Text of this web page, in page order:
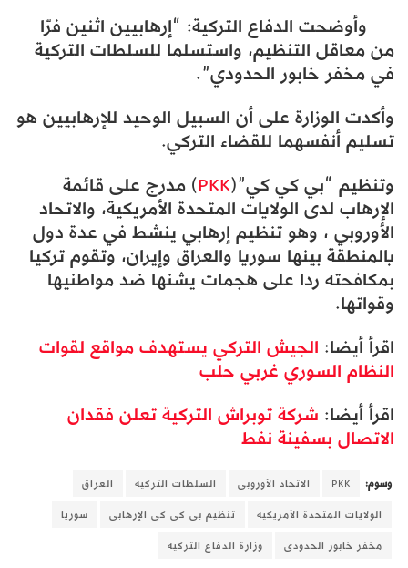
وأوضحت الدفاع التركية: “إرهابيين اثنين فرّا
من معاقل التنظيم، واستسلما للسلطات التركية
في مخفر خابور الحدودي”.
وأكدت الوزارة على أن السبيل الوحيد للإرهابيين هو
تسليم أنفسهما للقضاء التركي.
وتنظيم “بي كي كي”(PKK) مدرج على قائمة
الإرهاب لدى الولايات المتحدة الأمريكية، والاتحاد
الأوروبي ، وهو تنظيم إرهابي ينشط في عدة دول
بالمنطقة بينها سوريا والعراق وإيران، وتقوم تركيا
بمكافحته ردا على هجمات يشنها ضد مواطنيها
وقواتها.
اقرأ أيضا: الجيش التركي يستهدف مواقع لقوات
النظام السوري غربي حلب
اقرأ أيضا: شركة توبراش التركية تعلن فقدان
الاتصال بسفينة نفط
وسوم: PKK الاتحاد الأوروبي السلطات التركية
العراق
الولايات المتحدة الأمريكية
تنظيم بي كي كي الإرهابي
سوريا
مخفر خابور الحدودي
وزارة الدفاع التركية